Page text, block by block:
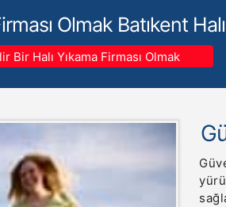
Olmak Batıkent
Bir Halı Yıkama Firması Olmak